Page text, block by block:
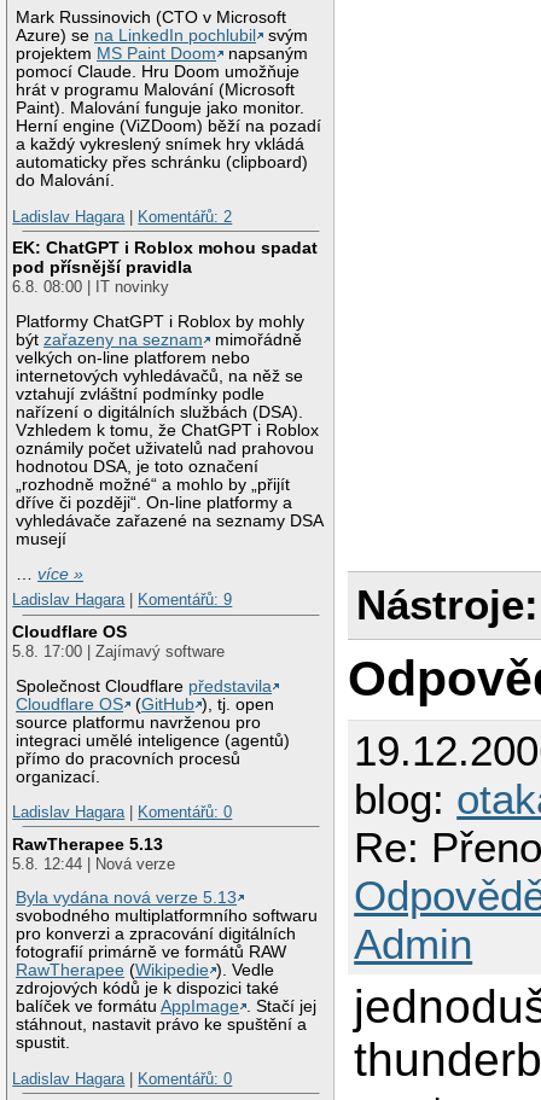
Mark Russinovich (CTO v Microsoft
Azure) se na LinkedIn pochlubil
svým
projektem MS Paint Doom
napsaným
pomocí Claude. Hru Doom umožňuje
hrát v programu Malování (Microsoft
Paint). Malování funguje jako monitor.
Herní engine (ViZDoom) běží na pozadí
a každý vykreslený snímek hry vkládá
automaticky přes schránku (clipboard)
do Malování.
Ladislav Hagara
Komentářů: 2
EK: ChatGPT i Roblox mohou spadat
pod přísnější pravidla
6.8. 08:00 | IT novinky
Platformy ChatGPT i Roblox by mohly
býtzařazeny na seznam
mimořádně
velkých on-line platforem nebo
internetových vyhledávačů, na něž se
vztahují zvláštní podmínky podle
nařízení o digitálních službách (DSA).
Vzhledem k tomu, že ChatGPT i Roblox
oznámily počet uživatelů nad prahovou
hodnotou DSA, je toto označení
„rozhodně možné“ a mohlo by „přijít
dříve či později“. On-line platformy a
vyhledávače zařazené na seznamy DSA
musejí
…více »
Ladislav Hagara| Komentářů: 9
Cloudflare OS
5.8. 17:00 | Zajímavý software
Společnost Cloudflare představila
Cloudflare OS
(GitHub ), tj. open
source platformu navrženou pro
integraci umělé inteligence (agentů)
přímo do pracovních procesů
organizací.
Ladislav Hagara| Komentářů: 0
RawTherapee 5.13
5.8. 12:44 | Nová verze
Byla vydána nová verze 5.13
svobodného multiplatformního softwaru
pro konverzi a zpracování digitálních
fotografií primárně ve formátů RAW
RawTherapee (Wikipedie ). Vedle
zdrojových kódů je k dispozici také
balíček ve formátuAppImage . Stačí jej
stáhnout, nastavit právo ke spuštění a
spustit.
Ladislav Hagara| Komentářů: 0
Nástroje:
blog:
Re:
Admin